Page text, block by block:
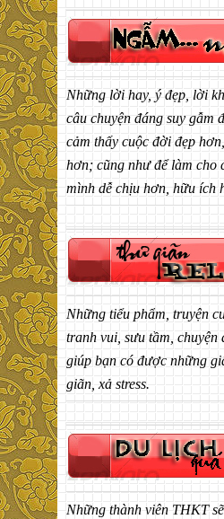
Những lời hay, ý đẹp, lời
câu chuyện đáng suy gẫm
cảm thấy cuộc đời đẹp
hơn; cũng như để làm cho
mình dễ chịu hơn, hữu ích
Những tiểu phẩm, truyện
tranh vui, sưu tầm, chuyện
giúp bạn có được những
giãn, xả stress.
Những thành viên THKT